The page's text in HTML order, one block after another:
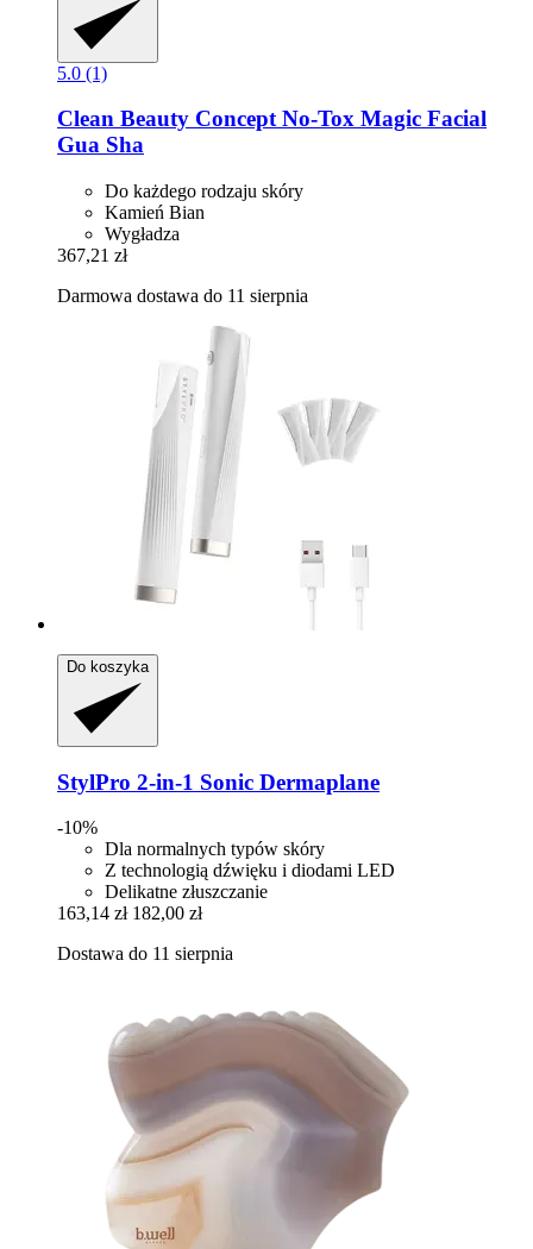
5.0 (1)
Clean Beauty ConceptNo-​Tox Magic Facial
Gua Sha
Do każdego rodzaju skóry
Kamień Bian
Wygładza
367,21 zł
Darmowa dostawa do 11 sierpnia
Do koszyka
StylPro 2-​in-​1 Sonic Dermaplane
-10%
Dla normalnych typów skóry
Z technologią dźwięku i diodami LED
Delikatne złuszczanie
163,14 zł 182,00 zł
Dostawa do 11 sierpnia